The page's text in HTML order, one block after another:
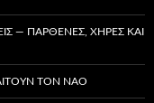
— ΠΑΡΘΈΝΕΣ, ΧΉΡΕΣ ΚΑΙ
ΤΟΝ ΝΑΌ